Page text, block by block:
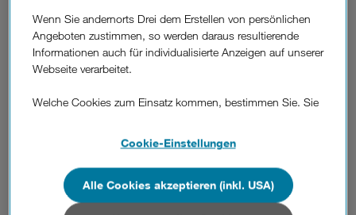
Lieblingsmenschen am Riesenrad erstrahlen zu lassen, gibt
man Vor- oder Spitznamen einfach aufdrei.at/riesenradein.
In einem Livestream ist das Ereignis von überall aus live
mitverfolgbar. Die Teilnahme ist kostenlos. Mehr auf
nächste Level bringen.
einem symbolischen Startknopf für Drei als Komplettanbieter
wirbt. Im Mittelpunkt der Kommunikation steht die
Angebots-Palette des Unternehmens: von Telefonie, Internet
Wenn Sie andernorts Drei dem Erstellen von persönlichen
Angeboten zustimmen, so werden daraus resultierende
Informationen auch für individualisierte Anzeigen auf unserer
Webseite verarbeitet.
Welche Cookies zum Einsatz kommen, bestimmen Sie. Sie
Wenn Sie allen Cookies zustimmen, werden auch Cookies
von Drittanbietern verarbeitet, die Ihre Daten in Ländern
Cookie-Einstellungen
Alle Cookies akzeptieren (inkl. USA)